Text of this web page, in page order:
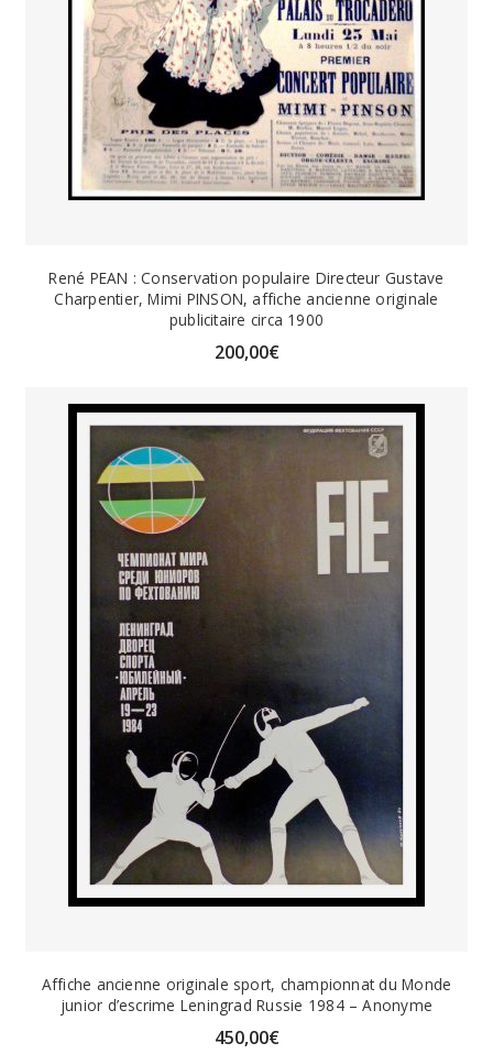
René PEAN : Conservation populaire Directeur Gustave
Charpentier, Mimi PINSON, affiche ancienne originale
publicitaire circa 1900
200,00€
Affiche ancienne originale sport, championnat du Monde
junior d’escrime Leningrad Russie 1984 – Anonyme
450,00€